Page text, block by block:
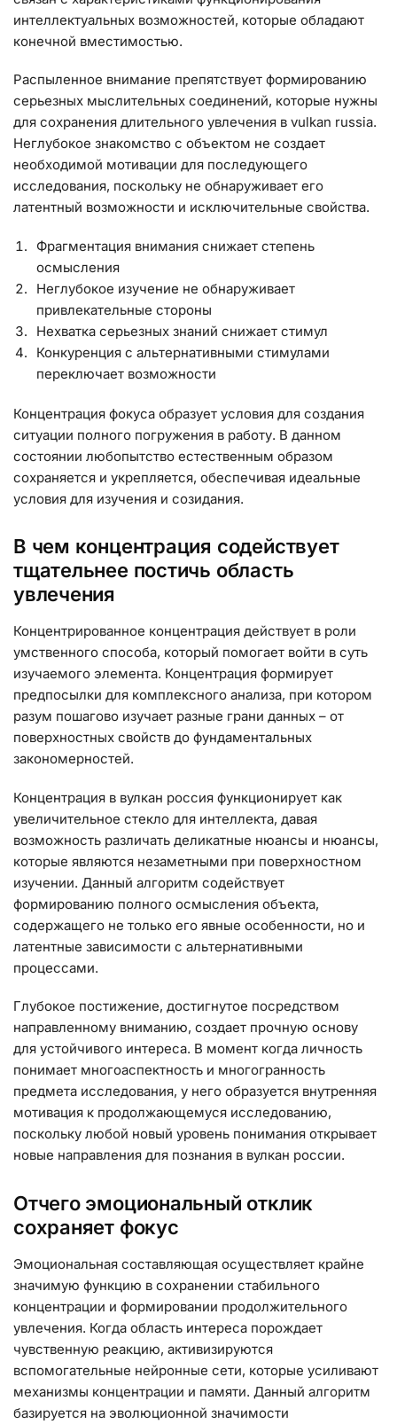
интеллектуальных возможностей, которые обладают
конечной вместимостью.
Распыленное внимание препятствует формированию
серьезных мыслительных соединений, которые нужны
для сохранения длительного увлечения в vulkan russia.
Неглубокое знакомство с объектом не создает
необходимой мотивации для последующего
исследования, поскольку не обнаруживает его
латентный возможности и исключительные свойства.
Фрагментация внимания снижает степень
осмысления
Неглубокое изучение не обнаруживает
привлекательные стороны
Нехватка серьезных знаний снижает стимул
Конкуренция с альтернативными стимулами
переключает возможности
Концентрация фокуса образует условия для создания
ситуации полного погружения в работу. В данном
состоянии любопытство естественным образом
сохраняется и укрепляется, обеспечивая идеальные
условия для изучения и созидания.
В чем концентрация содействует
тщательнее постичь область
увлечения
Концентрированное концентрация действует в роли
умственного способа, который помогает войти в суть
изучаемого элемента. Концентрация формирует
предпосылки для комплексного анализа, при котором
разум пошагово изучает разные грани данных – от
поверхностных свойств до фундаментальных
закономерностей.
Концентрация в вулкан россия функционирует как
увеличительное стекло для интеллекта, давая
возможность различать деликатные нюансы и нюансы,
которые являются незаметными при поверхностном
изучении. Данный алгоритм содействует
формированию полного осмысления объекта,
содержащего не только его явные особенности, но и
латентные зависимости с альтернативными
процессами.
Глубокое постижение, достигнутое посредством
направленному вниманию, создает прочную основу
для устойчивого интереса. В момент когда личность
понимает многоаспектность и многогранность
предмета исследования, у него образуется внутренняя
мотивация к продолжающемуся исследованию,
поскольку любой новый уровень понимания открывает
новые направления для познания в вулкан россии.
Отчего эмоциональный отклик
сохраняет фокус
Эмоциональная составляющая осуществляет крайне
значимую функцию в сохранении стабильного
концентрации и формировании продолжительного
увлечения. Когда область интереса порождает
чувственную реакцию, активизируются
вспомогательные нейронные сети, которые усиливают
механизмы концентрации и памяти. Данный алгоритм
базируется на эволюционной значимости